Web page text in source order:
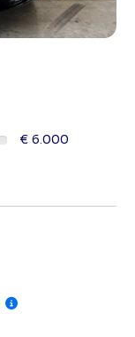
€ 6.000